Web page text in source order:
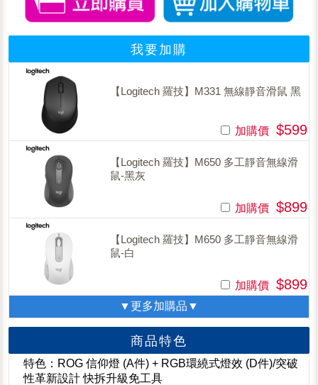
我要加購
【Logitech 羅技】M331 無線靜音滑鼠 黑
加購價 $599
【Logitech 羅技】M650 多工靜音無線滑
鼠-黑灰
加購價 $899
【Logitech 羅技】M650 多工靜音無線滑
鼠-白
加購價 $899
▼更多加購品▼
商品特色
特色：ROG 信仰燈 (A件) + RGB環繞式燈效 (D件)/突破
性革新設計 快拆升級免工具